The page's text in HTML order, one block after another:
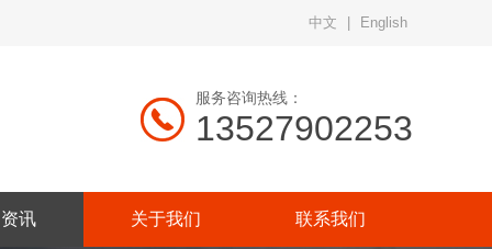
中文 English
服务咨询热线：
13527902253
讯 关于我们 联系我们